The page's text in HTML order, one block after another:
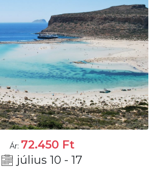
Ár: 72.450 Ft
július 10 - 17